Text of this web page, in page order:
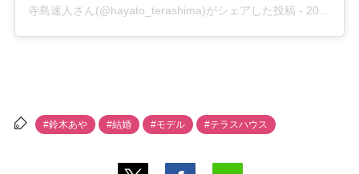
寺島速人 さん(@hayato_terashima)がシェアした投稿 - 2019年 5月月23日午前4時13分PDT
#鈴木あ #結婚 #モデル #テラスハウス